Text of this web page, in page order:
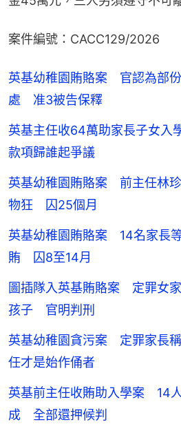
案件編號：CACC129/2026
英基幼稚園賄賂案 官認為部
處 准3被告保釋
英基主任收64萬助家長子女
款項歸誰起爭議
英基幼稚園賄賂案 前主任林
物狂 囚25個月
英基幼稚園賄賂案 14名家長
賄 囚8至14月
圖插隊入英基賄賂案 定罪女
孩子 官明判刑
英基幼稚園貪污案 定罪家長
任才是始作俑者
英基前主任收賄助入學案 14
成 全部還押候判